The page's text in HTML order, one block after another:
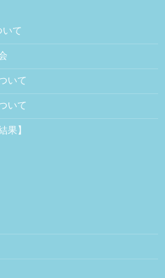
て
いて
いて
果】